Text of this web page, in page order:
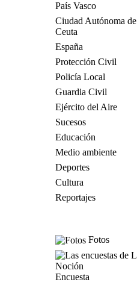
País Vasco
Ciudad Autónoma de
Ceuta
España
Protección Civil
Policía Local
Guardia Civil
Ejército del Aire
Sucesos
Educación
Medio ambiente
Deportes
Cultura
Reportajes
Fotos
Encuesta